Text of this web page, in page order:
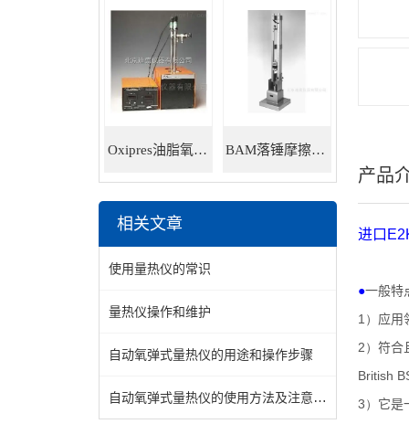
Oxipres油脂氧化稳定性仪 BAM落锤摩擦感度仪
相关文章
使用量热仪的常识
量热仪操作和维护
自动氧弹式量热仪的用途和操作步骤
自动氧弹式量热仪的使用方法及注意事项
产品
进口
●一般特
1） 应用
2） 符合
British
3）
它是